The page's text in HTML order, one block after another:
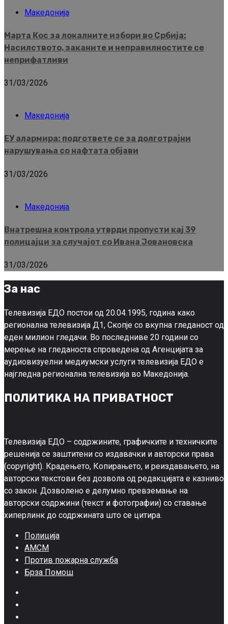
Македонија
Марта Кос за локалните избори во Србија:
Насилството, заканите и неправилностите се
неприфатливи
31/03/2026
Македонија
ЕУ алармира: подгответе се за долготрајни
нарушувања со нафтата објави
31/03/2026
Македонија
Внатрешна контрола утврди пропусти кај 39
полицајци за случајот со Ивана Јовановска
31/03/2026
За нас
Телевизија ЕДО постои од 20.04.1995, година како
регионална телевизија Д1, Скопје со вкупна гледаност од
еден милион гледачи. Во последниве 20 години со
мерење на гледаноста спроведена од Агенцијата за
аудиовизуелни медиумски услуги телевизија ЕДО е
најгледна регионална телевизија во Македонија.
ПОЛИТИКА НА ПРИВАТНОСТ
Телевизија ЕДО – содржините, графичките и техничките
решенија се заштитени со издавачки и авторски права
(copyright). Крадењето, Копирањето, и реиздавањето, на
авторски текстови без дозвола од редакцијата е казниво
со закон. Дозволено е делумно превземање на
авторски содржини (текст и фотографии) со ставање
хиперлинк до содржината што се цитира.
Полиција
АМСМ
Против пожарна служба
Брза Помош